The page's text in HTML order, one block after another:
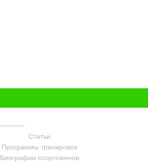
Статьи
Программы тренировок
Биографии спортсменов